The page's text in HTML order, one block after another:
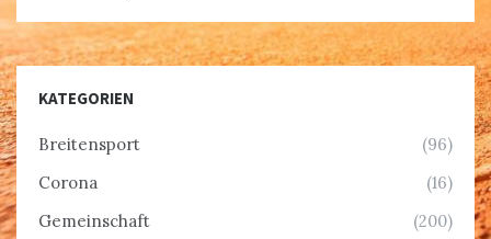
KATEGORIEN
Breitensport
(96)
Corona
(16)
Gemeinschaft
(200)